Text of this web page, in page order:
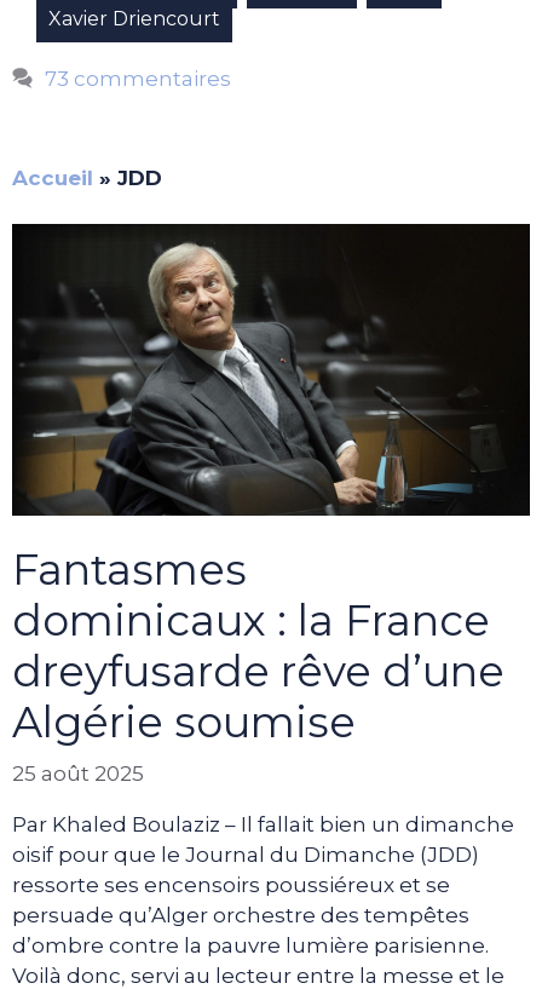
Xavier Driencourt
73 commentaires
Accueil » JDD
Fantasmes
dominicaux : la France
dreyfusarde rêve d’une
Algérie soumise
25 août 2025
Par Khaled Boulaziz – Il fallait bien un dimanche
oisif pour que le Journal du Dimanche (JDD)
ressorte ses encensoirs poussiéreux et se
persuade qu’Alger orchestre des tempêtes
d’ombre contre la pauvre lumière parisienne.
Voilà donc, servi au lecteur entre la messe et le